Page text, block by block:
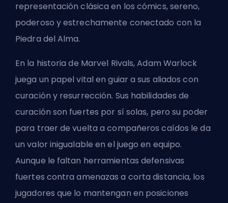
representación clásica en los cómics, sereno,
poderoso y estrechamente conectado con la
Piedra del Alma.
En la historia de Marvel Rivals, Adam Warlock
juega un papel vital en guiar a sus aliados con
curación y resurrección. Sus habilidades de
curación son fuertes por sí solas, pero su poder
para traer de vuelta a compañeros caídos le da
un valor inigualable en el juego en equipo.
Aunque le faltan herramientas defensivas
fuertes contra amenazas a corta distancia, los
jugadores que lo mantengan en posiciones